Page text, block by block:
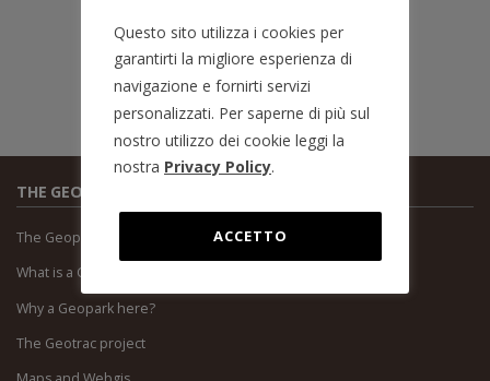
office@geopark-karnische-alpen.at
+43 (0) 4718 / 301- 17
A-9635 Dellach / Gail 65 - AUSTRIA
THE GEOPARK
The Geopark
What is a Geopark?
Why a Geopark here?
The Geotrac project
Questo sito utilizza i cookies per
garantirti la migliore esperienza di
navigazione e fornirti servizi
personalizzati. Per saperne di più sul
nostro utilizzo dei cookie leggi la
nostra Privacy Policy.
ACCETTO